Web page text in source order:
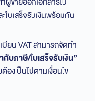
ใบเสร็จรับเงินพร้อมกัน
ยน VAT สามารถจัดทำ
กับภาษี/ใบเสร็จรับเงิน”
องเป็นไปตามเงื่อนไข